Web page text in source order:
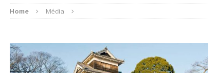
Home Média